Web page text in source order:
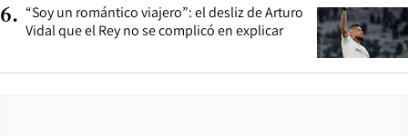
6. “Soy un romántico viajero”: el desliz de Arturo
Vidal que el Rey no se complicó en explicar